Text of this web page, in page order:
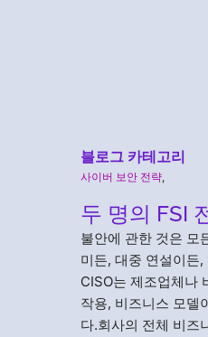
블로그 카테고리
사이버 보안 전략,
두 명의 FSI
불안에 관한 것은 모
미든, 대중 연설이든
CISO는 제조업체나
작용, 비즈니스 모델
다.회사의 전체 비즈